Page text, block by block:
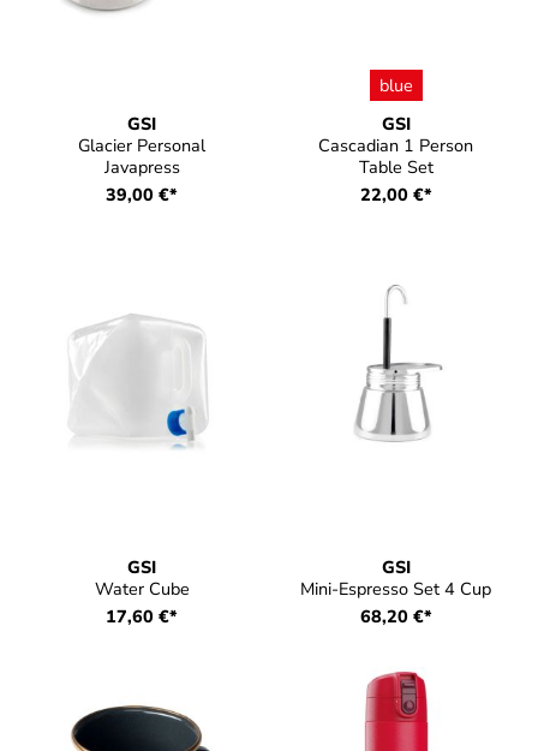
GSI
Glacier Personal
Javapress
39,00 €*
GSI
Cascadian 1 Person
Table Set
auswählen
blue
22,00 €*
GSI
Water Cube
17,60 €*
GSI
Mini-Espresso Set 4 Cup
68,20 €*